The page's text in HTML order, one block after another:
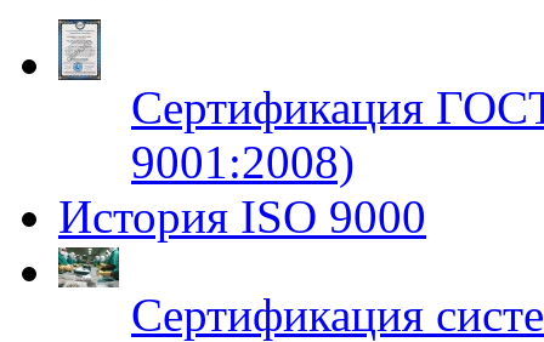
Сертификация
9001:2008)
История ISO 9000
Сертификация